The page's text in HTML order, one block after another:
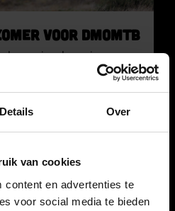
Details Over
van cookies
content en advertenties te
voor social media te bieden
voor DMoMTB
zonnige dagen in